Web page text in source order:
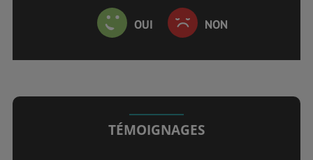
OUI NON
TÉMOIGNAGES